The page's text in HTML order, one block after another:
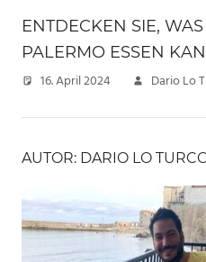
ENTDECKEN SIE,
PALERMO ESSEN
16. April 2024 Dario Lo
AUTOR: DARIO LO